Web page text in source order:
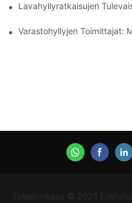
Lavahyllyratkaisujen
Varastohyllyjen Toimittajat:
Tekijänoikeus © 2025